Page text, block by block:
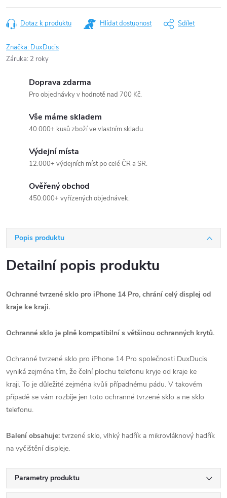
Dotaz k produktu Hlídat dostupnost Sdílet
Značka: DuxDucis
Záruka: 2 roky
Doprava zdarma
Pro objednávky v hodnotě nad 700 Kč.
Vše máme skladem
40.000+ kusů zboží ve vlastním skladu.
Výdejní místa
12.000+ výdejních míst po celé ČR a SR.
Ověřený obchod
450.000+ vyřízených objednávek.
Popis produktu
Detailní popis produktu
Ochranné tvrzené sklo pro iPhone 14 Pro, chrání celý displej od
kraje ke kraji.
Ochranné sklo je plně kompatibilní s většinou ochranných krytů.
Ochranné tvrzené sklo pro iPhone 14 Pro společnosti DuxDucis
vyniká zejména tím, že čelní plochu telefonu kryje od kraje ke
kraji. To je důležité zejména kvůli případnému pádu. V takovém
případě se vám rozbije jen toto ochranné tvrzené sklo a ne sklo
telefonu.
Balení obsahuje: tvrzené sklo, vlhký hadřík a mikrovláknový hadřík
na vyčištění displeje.
Parametry produktu